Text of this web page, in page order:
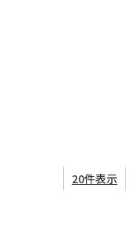
20件表示